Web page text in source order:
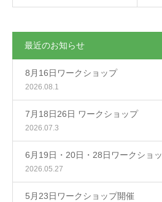
最近のお知らせ
8月16日ワークショップ
2026.08.1
7月18日26日 ワークショップ
2026.07.3
6月19日・20日・28日ワークショ
2026.05.27
5月23日ワークショップ開催